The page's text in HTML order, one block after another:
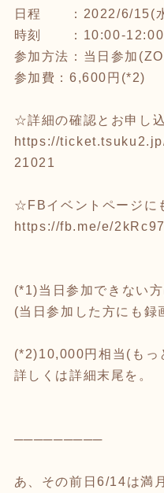
日程 ：2022/6/15(
時刻 ：10:00-12:00
参加方法：当日参加
参加費：6,600円(*2)
☆詳細の確認とお申し
https://
21021
☆FBイベントページに
https://fb.me/e/
(*1)当日参加できない
(当日参加した方にも録
(*2)10,000円相当(もっ
詳しくは詳細末尾を。
─────────
あ、その前日6/14は満